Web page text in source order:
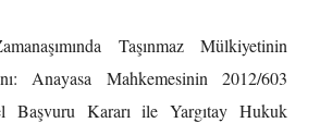
Taşınmaz Mülkiyetinin
Anayasa Mahkemesinin 2012/603
Başvuru Kararı ile Yargıtay Hukuk